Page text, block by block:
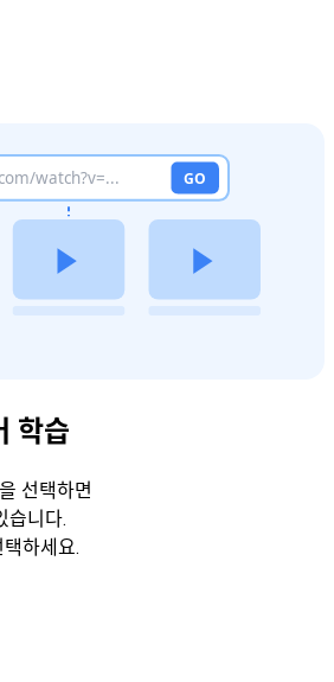
학습
선택하면
습니다.
하세요.